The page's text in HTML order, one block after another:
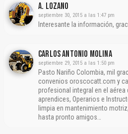
A. Lozano
septiembre 30, 2015 a las 1:47 pm
Interesante la información,
CARLOS ANTONIO MOLINA
septiembre 29, 2015 a las 1:50 pm
Pasto Nariño Colombia, mil
convenios oroscocatt.com y
profesional integral en el aérea
aprendices, Operarios e
limpia en mantenimiento
hasta pronto amigos…